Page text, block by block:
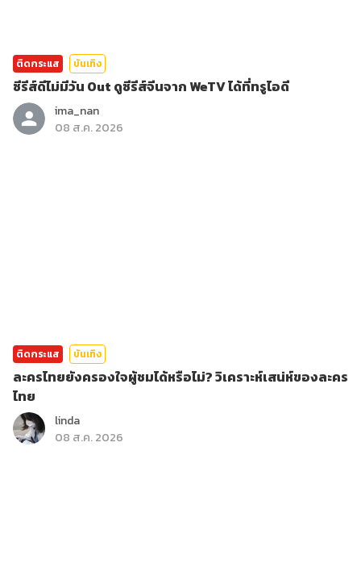
ติดกระแส บันเทิง
ซีรีส์ดีไม่มีวัน Out ดูซีรีส์จีนจาก WeTV ได้ที่ทรูไอดี
ima_nan
08 ส.ค. 2026
ติดกระแส บันเทิง
ละครไทยยังครองใจผู้ชมได้หรือไม่? วิเคราะห์เสน่ห์ของละคร
ไทย
linda
08 ส.ค. 2026